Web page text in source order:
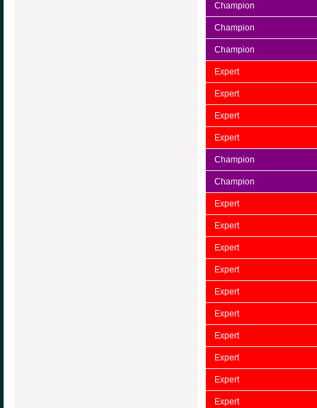
Champion
Champion
Champion
Expert
Expert
Expert
Expert
Champion
Champion
Expert
Expert
Expert
Expert
Expert
Expert
Expert
Expert
Expert
Expert